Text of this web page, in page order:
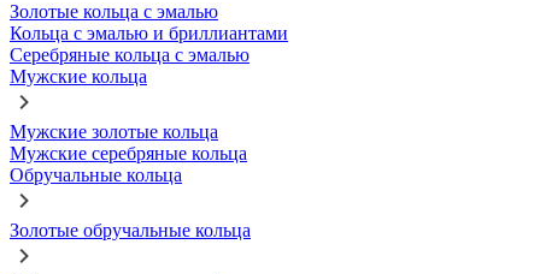
Золотые кольца с эмалью
Кольца с эмалью и бриллиантами
Серебряные кольца с эмалью
Мужские кольца
Мужские золотые кольца
Мужские серебряные кольца
Обручальные кольца
Золотые обручальные кольца